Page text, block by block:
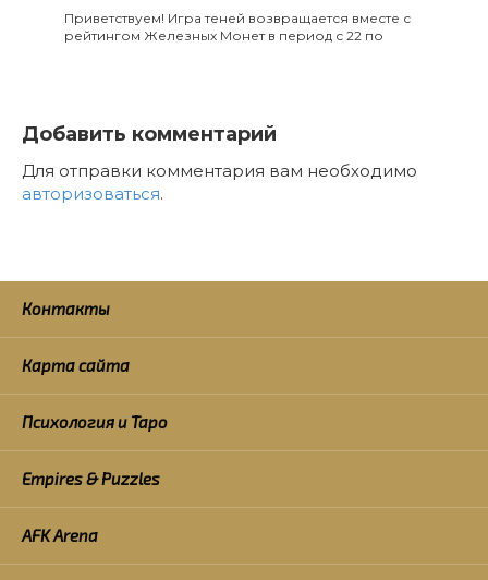
Приветствуем! Игра теней возвращается вместе с
рейтингом Железных Монет в период с 22 по
Добавить комментарий
Для отправки комментария вам необходимо
авторизоваться.
Контакты
Карта сайта
Психология и Таро
Empires & Puzzles
AFK Arena